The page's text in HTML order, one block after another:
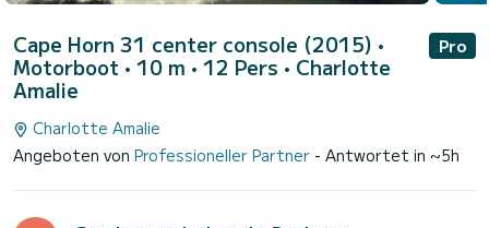
Cape Horn 31 center console (2015) •
Motorboot • 10 m • 12 Pers • Charlotte
Amalie
Pro
Charlotte Amalie
Angeboten von Professioneller Partner - Antwortet in ~5h